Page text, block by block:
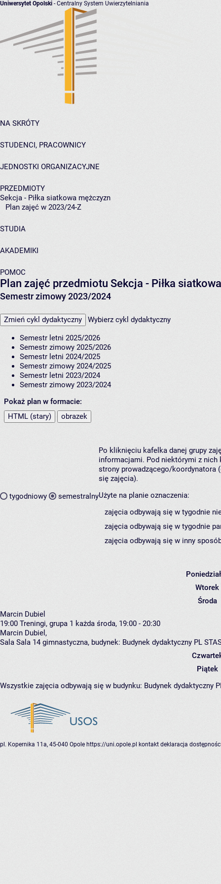
Uniwersytet Opolski - Centralny System Uwierzytelniania
NA SKRÓTY
STUDENCI, PRACOWNICY
JEDNOSTKI ORGANIZACYJNE
PRZEDMIOTY
Sekcja - Piłka siatkowa mężczyzn
Plan zajęć w 2023/24-Z
STUDIA
AKADEMIKI
POMOC
Plan zajęć przedmiotu Sekcja - Piłka
Semestr zimowy 2023/2024
Zmień cykl dydaktyczny Wybierz cykl dydaktyczny
Semestr letni 2025/2026
Semestr zimowy 2025/2026
Semestr letni 2024/2025
Semestr zimowy 2024/2025
Semestr letni 2023/2024
Semestr zimowy 2023/2024
Pokaż plan w formacie:
HTML (stary)
obrazek
tygodniowy semestralny
Po kliknięciu kafelka danej grupy
informacjami. Pod niektórymi z nich
strony prowadzącego/koordynatora
się zajęcia).
Użyte na planie oznaczenia:
zajęcia odbywają się w tygodnie
zajęcia odbywają się w tygodnie
zajęcia odbywają się w inny
Wtorek
Środa
Marcin Dubiel
19:00 Treningi, grupa 1 każda środa, 19:00 - 20:30
Marcin Dubiel ,
Sala Sala 14 gimnastyczna, budynek: Budynek dydaktyczny PL
Piątek
Wszystkie zajęcia odbywają się w budynku: Budynek dydaktyczny
pl. Kopernika 11a, 45-040 Opole https://uni.opole.pl kontakt deklaracja